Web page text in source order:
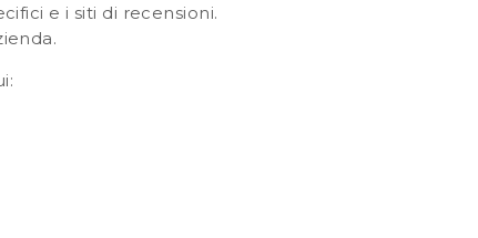
e i siti di recensioni.